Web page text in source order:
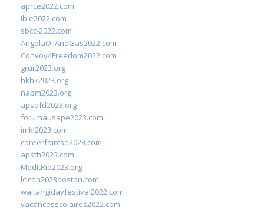
aprce2022.com
ibie2022.com
sbcc-2022.com
AngolaOilAndGas2022.com
Convoy4Freedom2022.com
grur2023.org
hkhk2023.org
napm2023.org
apsdfd2023.org
forumausape2023.com
imkl2023.com
careerfaircsd2023.com
apsth2023.com
MedItRio2023.org
lcicon2023boston.com
waitangidayfestival2022.com
vacancesscolaires2022.com